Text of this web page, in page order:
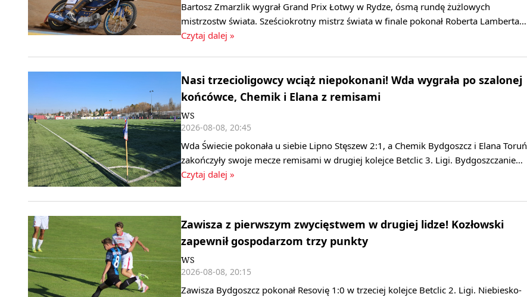
Bartosz Zmarzlik wygrał Grand Prix Łotwy w Rydze, ósmą rundę żużlowych
mistrzostw świata. Sześciokrotny mistrz świata w finale pokonał Roberta Lamberta…
Czytaj dalej »
Nasi trzecioligowcy wciąż niepokonani! Wda wygrała po szalonej
końcówce, Chemik i Elana z remisami
WS
2026-08-08, 20:45
Wda Świecie pokonała u siebie Lipno Stęszew 2:1, a Chemik Bydgoszcz i Elana Toruń
zakończyły swoje mecze remisami w drugiej kolejce Betclic 3. Ligi. Bydgoszczanie…
Czytaj dalej »
Zawisza z pierwszym zwycięstwem w drugiej lidze! Kozłowski
zapewnił gospodarzom trzy punkty
WS
2026-08-08, 20:15
Zawisza Bydgoszcz pokonał Resovię 1:0 w trzeciej kolejce Betclic 2. Ligi. Niebiesko-